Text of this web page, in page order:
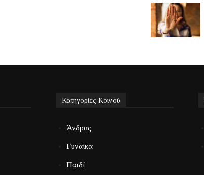
Κατηγορίες Κοινού
Άνδρας
Γυναίκα
Παιδί